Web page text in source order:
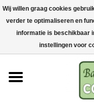
Startseite
Koch-&Backutensilien
Maschinen & Teile
Wij willen graag cookies
verder te optimaliseren en
informatie is beschikbaar
instellingen voor